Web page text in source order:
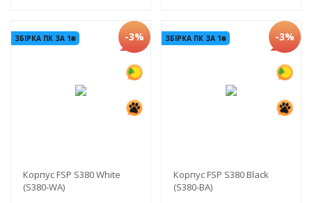
ЗБІРКА ПК ЗА 1₴ -3%
Корпус FSP S380 White
(S380-WA)
ЗБІРКА ПК ЗА 1₴ -3%
Корпус FSP S380 Black
(S380-BA)